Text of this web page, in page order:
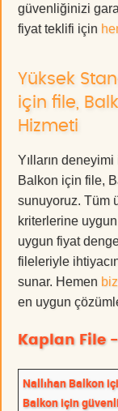
güvenliğinizi
fiyat teklifi için
Yüksek
için file,
Hizmeti
Yılların
Balkon için file,
sunuyoruz. Tüm
kriterlerine
uygun fiyat
fileleriyle
sunar. Hemen
en uygun
Kaplan File
Nallıhan Balkon
Balkon için